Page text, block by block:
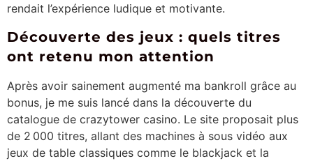
rendait l’expérience ludique et motivante.
Découverte des jeux : quels titres
ont retenu mon attention
Après avoir sainement augmenté ma bankroll grâce au
bonus, je me suis lancé dans la découverte du
catalogue de crazytower casino. Le site proposait plus
de 2 000 titres, allant des machines à sous vidéo aux
jeux de table classiques comme le blackjack et la